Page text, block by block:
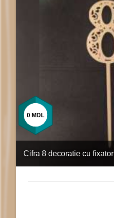
Cifra 8 decoratie cu fixator
0 MDL